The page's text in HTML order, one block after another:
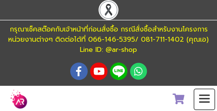
กรุณาเช็คสต๊อคกับเจ้าหน้าที่ก่อนสั่งซื้อ กรณีสั่งซื้อสำหรับงานโครงการ
หน่วยงานต่างๆ ติดต่อได้ที่ 066-146-5395/ 081-711-1402 (คุณเอ)
Line ID: @ar-shop